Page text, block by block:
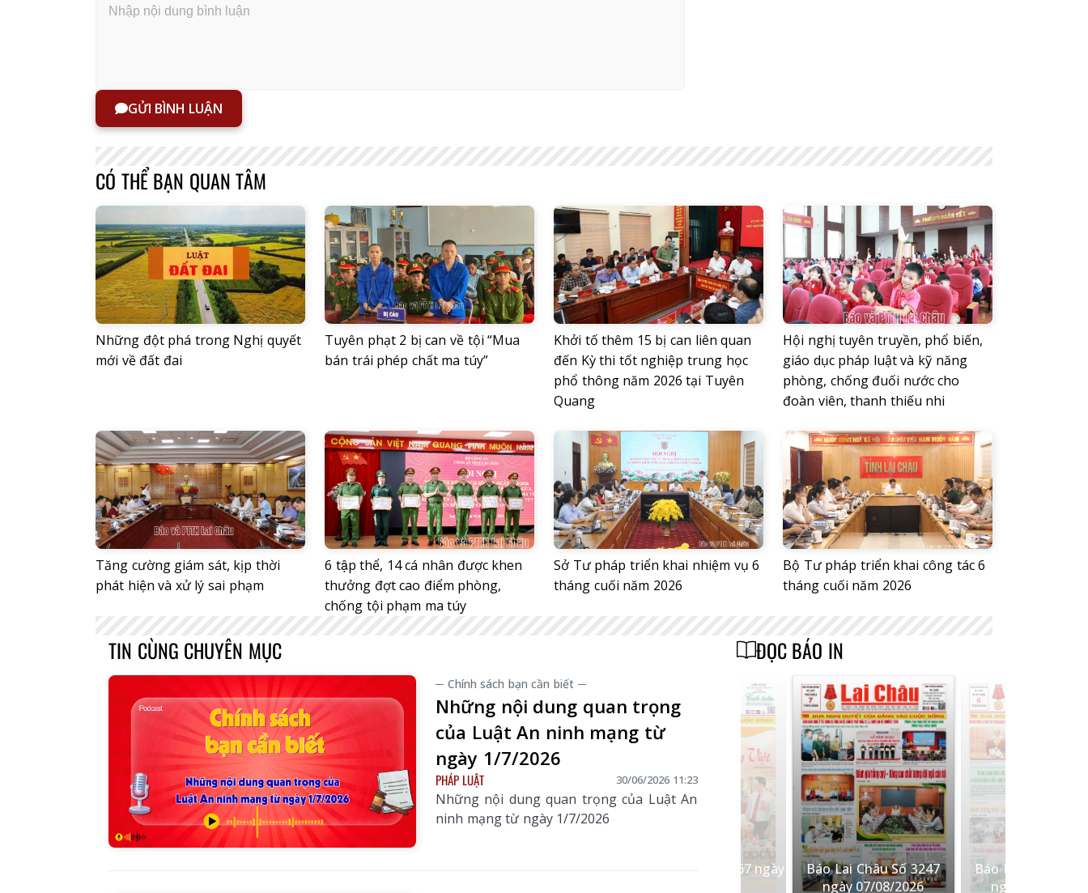
GỬI BÌNH LUẬN
CÓ THỂ BẠN QUAN TÂM
Những đột phá trong Nghị quyết
mới về đất đai
Tuyên phạt 2 bị can về tội “Mua
bán trái phép chất ma túy”
Khởi tố thêm 15 bị can liên quan
đến Kỳ thi tốt nghiệp trung học
phổ thông năm 2026 tại Tuyên
Quang
Hội nghị tuyên truyền, phổ biến,
giáo dục pháp luật và kỹ năng
phòng, chống đuối nước cho
đoàn viên, thanh thiếu nhi
Tăng cường giám sát, kịp thời
phát hiện và xử lý sai phạm
6 tập thể, 14 cá nhân được khen
thưởng đợt cao điểm phòng,
chống tội phạm ma túy
Sở Tư pháp triển khai nhiệm vụ 6
tháng cuối năm 2026
Bộ Tư pháp triển khai công tác 6
tháng cuối năm 2026
TIN CÙNG CHUYÊN MỤC
─ Chính sách bạn cần biết ─
Những nội dung quan trọng
của Luật An ninh mạng từ
ngày 1/7/2026
PHÁP LUẬT 30/06/2026 11:23
Những nội dung quan trọng của Luật An
ninh mạng từ ngày 1/7/2026
ĐỌC BÁO IN
Báo Lai Châu Số 3242
Báo Lai Châu Số 3241
Báo Lai Châu Số 567 ngày
Báo Lai Châu Số 3247
ngày 07/08/2026
Báo Lai Châu Số
ngày 06/08/